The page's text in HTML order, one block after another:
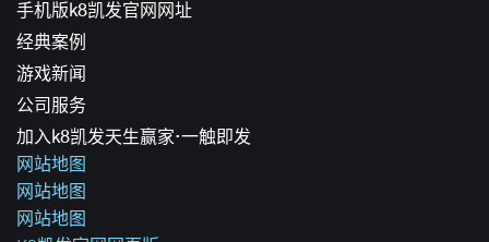
手机版k8凯发官网网址
经典案例
游戏新闻
公司服务
加入k8凯发天生赢家·一触即发
网站地图
网站地图
网站地图